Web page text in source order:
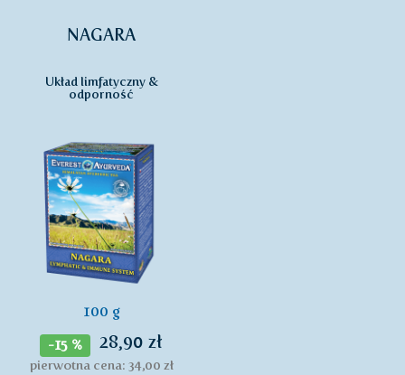
NAGARA
Układ limfatyczny &
odporność
100 g
-15 % 28,90 zł
pierwotna cena: 34,00 zł